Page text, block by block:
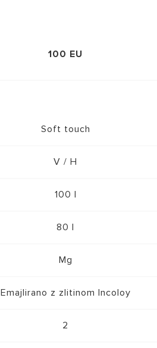
100 EU
Soft touch
V / H
100 l
80 l
Mg
Emajlirano z zlitinom Incoloy
2